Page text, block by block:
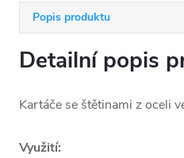
Popis produktu
Detailní popis
Kartáče se štětinami z oceli
Využití: